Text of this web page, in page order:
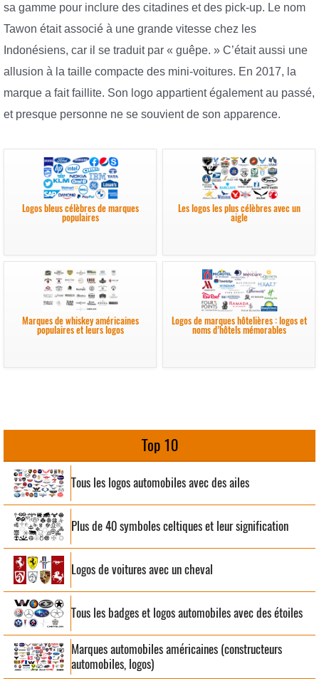
sa gamme pour inclure des citadines et des pick-up. Le nom
Tawon était associé à une grande vitesse chez les
Indonésiens, car il se traduit par « guêpe. » C’était aussi une
allusion à la taille compacte des mini-voitures. En 2017, la
marque a fait faillite. Son logo appartient également au passé,
et presque personne ne se souvient de son apparence.
Logos bleus célèbres de marques
populaires
Les logos les plus célèbres avec un
aigle
Marques de whiskey américaines
populaires et leurs logos
Logos de marques hôtelières : logos et
noms d’hôtels mémorables
Top 10
Tous les logos automobiles avec des ailes
Plus de 40 symboles celtiques et leur signification
Logos de voitures avec un cheval
Tous les badges et logos automobiles avec des étoiles
Marques automobiles américaines (constructeurs
automobiles, logos)